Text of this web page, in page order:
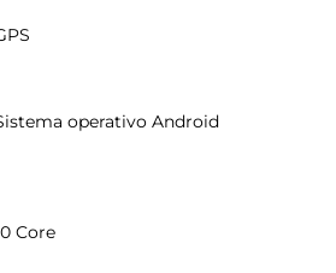
operativo Android
Core